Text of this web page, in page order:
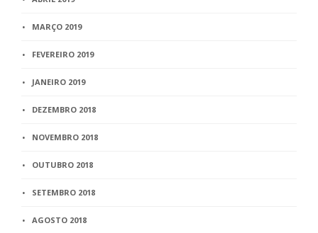
MARÇO 2019
FEVEREIRO 2019
JANEIRO 2019
DEZEMBRO 2018
NOVEMBRO 2018
OUTUBRO 2018
SETEMBRO 2018
AGOSTO 2018